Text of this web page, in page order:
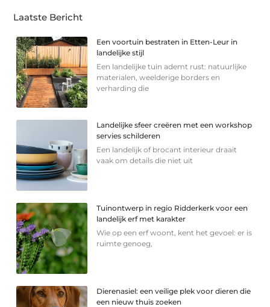
Laatste Bericht
Een voortuin bestraten in Etten-Leur in
landelijke stijl
Een landelijke tuin ademt rust: natuurlijke
materialen, weelderige borders en
verharding die
Landelijke sfeer creëren met een workshop
servies schilderen
Een landelijk of brocant interieur draait
vaak om details die niet uit
Tuinontwerp in regio Ridderkerk voor een
landelijk erf met karakter
Wie op een erf woont, kent het gevoel: er is
ruimte genoeg,
Dierenasiel: een veilige plek voor dieren die
een nieuw thuis zoeken